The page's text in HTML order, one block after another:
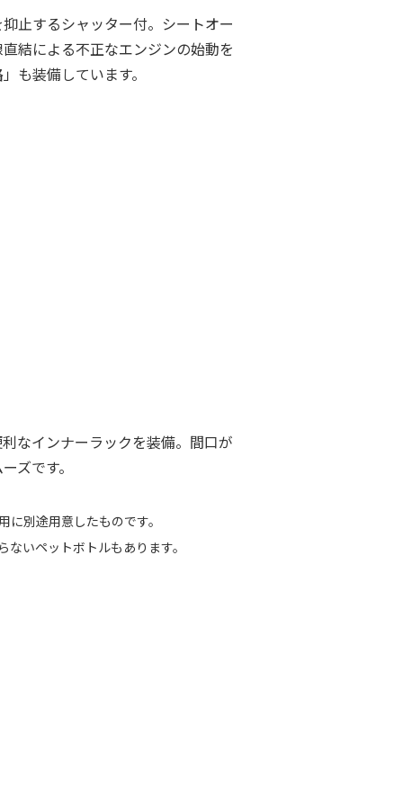
止するシャッター付。シートオー
結による不正なエンジンの始動を
も装備しています。
なインナーラックを装備。間口が
ズです。
に別途用意したものです。
いペットボトルもあります。